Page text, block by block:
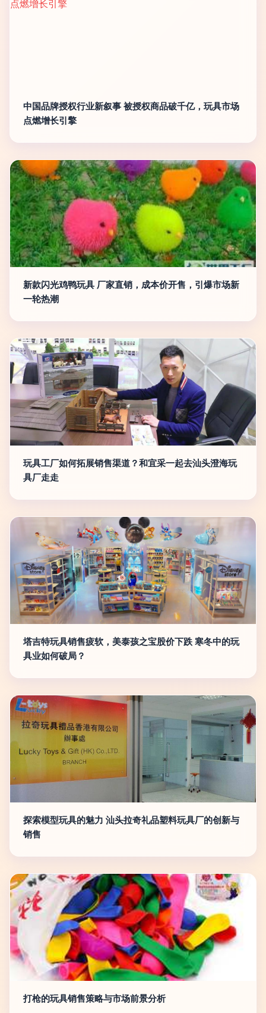
中国品牌授权行业新叙事 被授权商品破千亿，玩具市场
点燃增长引擎
新款闪光鸡鸭玩具 厂家直销，成本价开售，引爆市场新
一轮热潮
玩具工厂如何拓展销售渠道？和宜采一起去汕头澄海玩
具厂走走
塔吉特玩具销售疲软，美泰孩之宝股价下跌 寒冬中的玩
具业如何破局？
探索模型玩具的魅力 汕头拉奇礼品塑料玩具厂的创新与
销售
打枪的玩具销售策略与市场前景分析